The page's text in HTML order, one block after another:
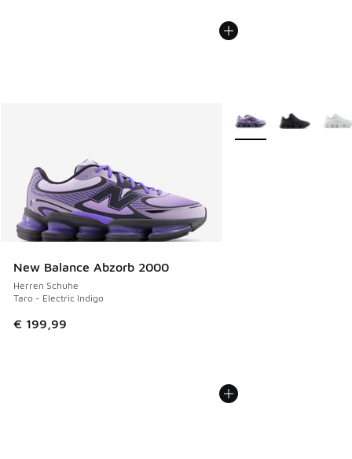
New Balance Abzorb 2000
Herren Schuhe
Taro - Electric Indigo
€ 199,99
Weitere Farben